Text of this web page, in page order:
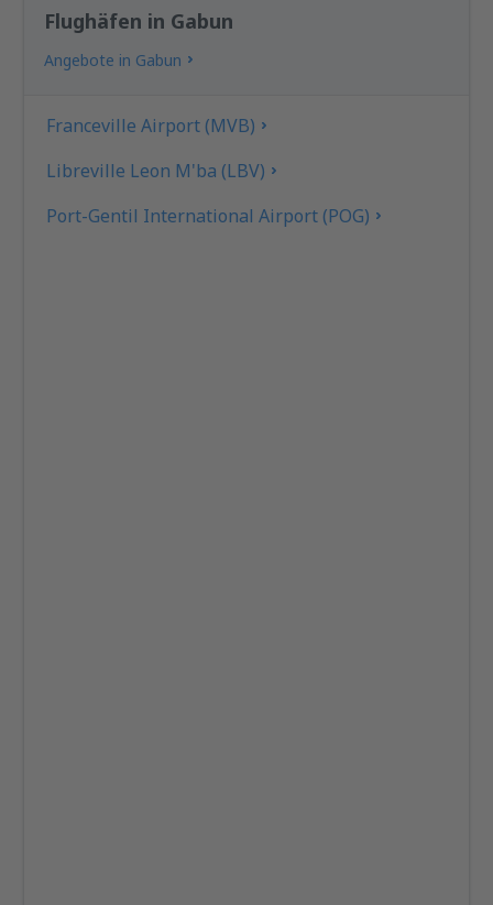
Flughäfen in Gabun
Angebote in Gabun
Franceville Airport (MVB)
Libreville Leon M'ba (LBV)
Port-Gentil International Airport (POG)